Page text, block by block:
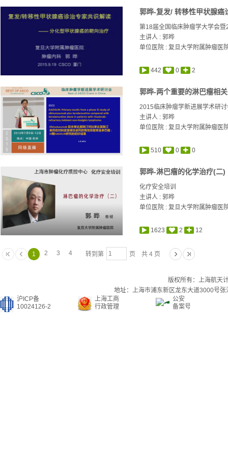
第18届全国临床肿瘤学大学会
主讲人 :郭晔
单位医院 : 复旦大学附属肿瘤医
442 0 2
郭晔-两个重要的淋巴瘤相
2015临床肿瘤学新进展学术研
主讲人 :郭晔
单位医院 : 复旦大学附属肿瘤医
510 0 0
郭晔-淋巴瘤的化学治疗(二)
化疗安全培训
主讲人 :郭晔
单位医院 : 复旦大学附属肿瘤医
1623 2 12
1 2 3 4 转到第 页 共 4 页
版权所有：上海航天
地址：上海市浦东新区龙东大道3000号
沪ICP备
10024126-2
上海工商
行政管理
公安
备案号